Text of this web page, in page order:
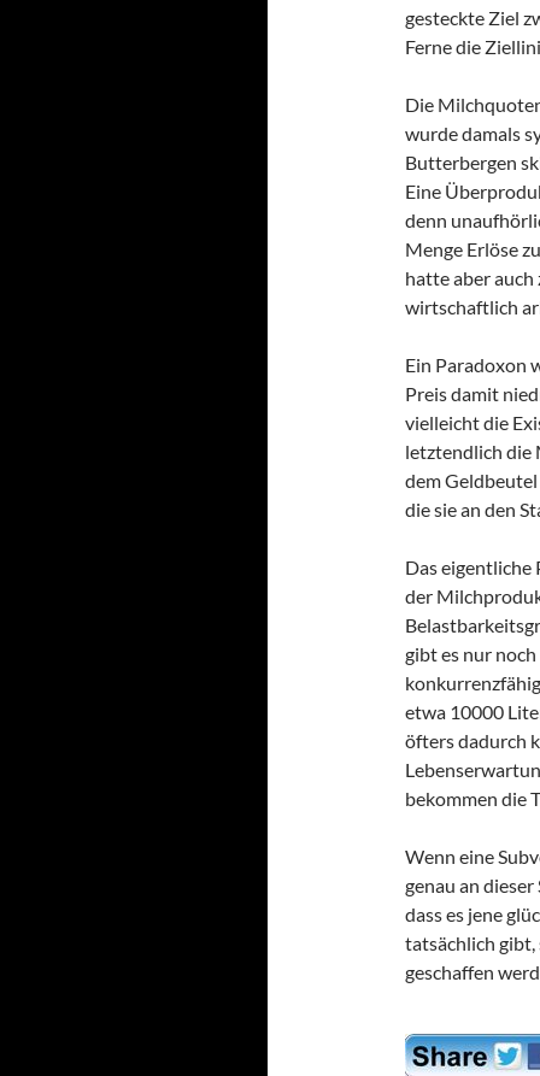
gesteckte Ziel
Ferne die
Die
wurde damals
Butterbergen
Eine
denn
Menge Erlöse
hatte aber auch
wirtschaftlich
Ein Paradoxon
Preis damit
vielleicht die
letztendlich die
dem
die sie an den
Das
der
gibt es nur
etwa 10000
öfters dadurch
bekommen die
Wenn eine
genau an
dass es jene
tatsächlich gibt,
geschaffen